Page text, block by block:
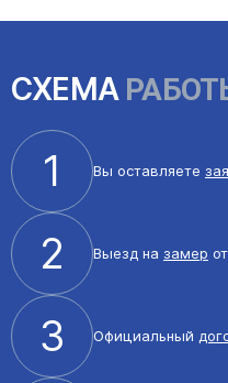
СХЕМА
1 Вы оставляете
2 Выезд на замер
3 Официальный